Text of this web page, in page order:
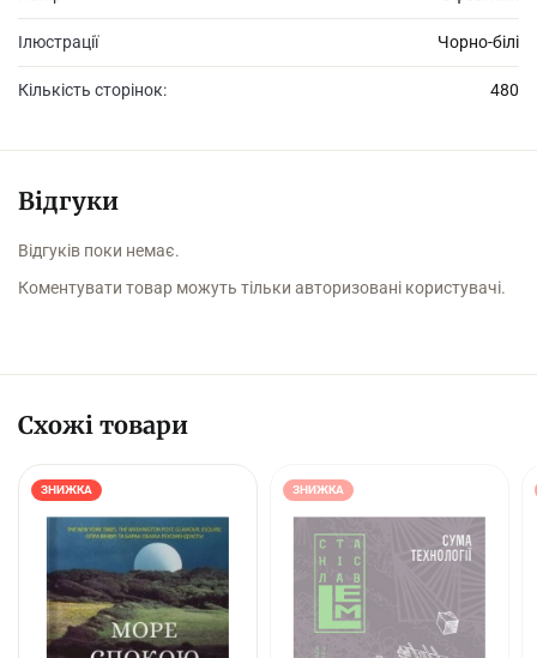
Ілюстрації Чорно-білі
Кількість сторінок: 480
Відгуки
Відгуків поки немає.
Коментувати товар можуть тільки авторизовані користувачі.
Схожі товари
ЗНИЖКА ЗНИЖКА